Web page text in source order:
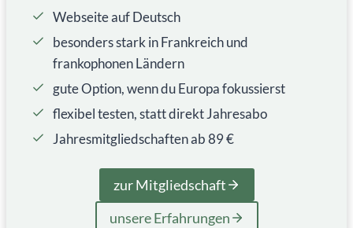
Webseite auf Deutsch
besonders stark in Frankreich und
frankophonen Ländern
gute Option, wenn du Europa fokussierst
flexibel testen, statt direkt Jahresabo
Jahresmitgliedschaften ab 89 €
zur Mitgliedschaft
unsere Erfahrungen